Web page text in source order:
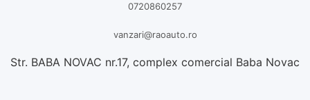
0720860257
vanzari@raoauto.ro
Str. BABA NOVAC nr.17, complex comercial Baba Novac